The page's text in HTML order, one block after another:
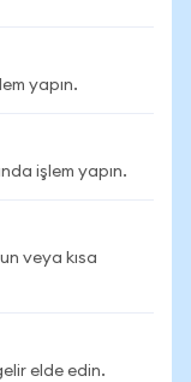
yapın.
işlem yapın.
veya kısa
elde edin.